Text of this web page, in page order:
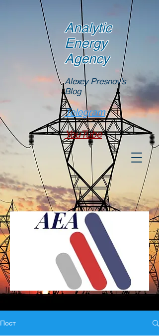
Analytic
Energy
Agency
Alexey Presnov's
Blog
Telegram
YouTube
Пост